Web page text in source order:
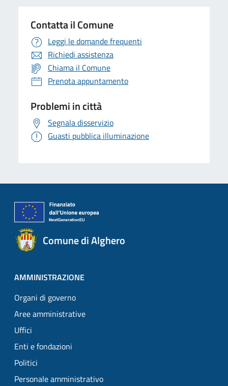
Contatta il Comune
Leggi le domande frequenti
Richiedi assistenza
Chiama il Comune
Prenota appuntamento
Problemi in città
Segnala disservizio
Guasti pubblica illuminazione
Comune di Alghero
AMMINISTRAZIONE
Organi di governo
Aree amministrative
Uffici
Enti e fondazioni
Politici
Personale amministrativo